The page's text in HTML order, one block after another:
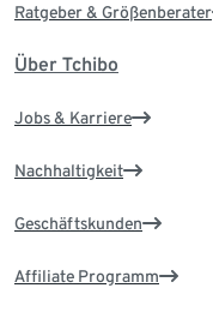
Ratgeber & Größenberater
Über Tchibo
Jobs & Karriere
Nachhaltigkeit
Geschäftskunden
Affiliate Programm